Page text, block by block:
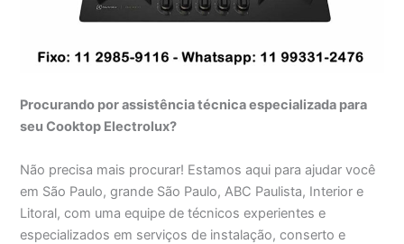
Procurando por assistência técnica especializada para
seu Cooktop Electrolux?
Não precisa mais procurar! Estamos aqui para ajudar você
em São Paulo, grande São Paulo, ABC Paulista, Interior e
Litoral, com uma equipe de técnicos experientes e
especializados em serviços de instalação, conserto e